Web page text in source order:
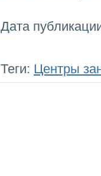
Дата
Теги: Центры